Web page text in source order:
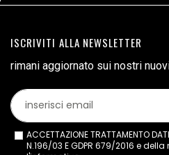
ISCRIVITI ALLA NEWSLETTER
rimani aggiornato sui nostri
ACCETTAZIONE TRATTAMENTO
N.196/03 E GDPR 679/2016 e